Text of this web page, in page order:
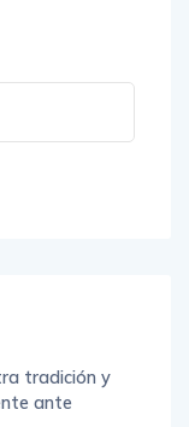
tradición y
ante